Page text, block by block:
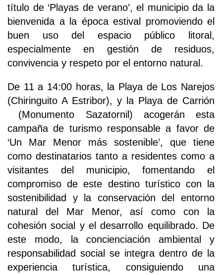
título de ‘Playas de verano’, el municipio da la
bienvenida a la época estival promoviendo el
buen uso del espacio público litoral,
especialmente en gestión de residuos,
convivencia y respeto por el entorno natural.
De 11 a 14:00 horas, la Playa de Los Narejos
(Chiringuito A Estribor), y la Playa de Carrión
(Monumento Sazatornil) acogerán esta
campaña de turismo responsable a favor de
‘Un Mar Menor más sostenible’, que tiene
como destinatarios tanto a residentes como a
visitantes del municipio, fomentando el
compromiso de este destino turístico con la
sostenibilidad y la conservación del entorno
natural del Mar Menor, así como con la
cohesión social y el desarrollo equilibrado. De
este modo, la concienciación ambiental y
responsabilidad social se integra dentro de la
experiencia turística, consiguiendo una